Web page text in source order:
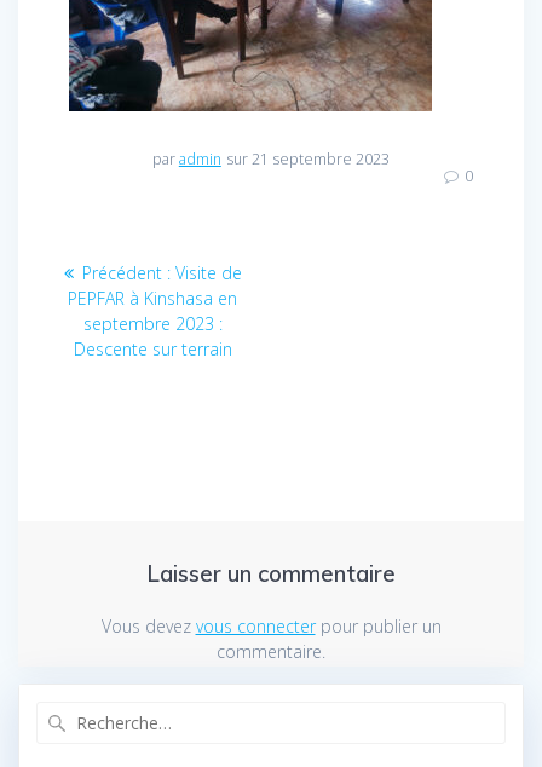
paradmin sur 21 septembre 2023
0
Navigation
l’article
Précédent : Article
précédent
:
Visite de
PEPFAR à Kinshasa en
septembre 2023 :
Descente sur terrain
Laisser un commentaire
Vous devez vous connecterpour publier un
commentaire.